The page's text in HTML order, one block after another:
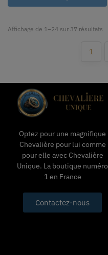
Affichage de 1–24 sur 37 résultats
1
Optez pour une magnifique
Chevalière pour lui comme
pour elle avec Chevalière
Unique. La boutique numéro
1 en France
Contactez-nous